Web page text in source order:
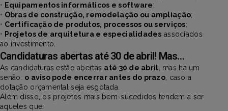
• Equipamentos informáticos e software;
• Obras de construção, remodelação ou ampliação;
• Certificação de produtos, processos ou serviços;
• Projetos de arquitetura e especialidades associados
ao investimento.
Candidaturas abertas até 30 de abril! Mas…
As candidaturas estão abertas até 30 de abril , mas há um
senão: o aviso pode encerrar antes do prazo , caso a
dotação orçamental seja esgotada.
Além disso, os projetos mais bem-sucedidos tendem a ser
aqueles que: